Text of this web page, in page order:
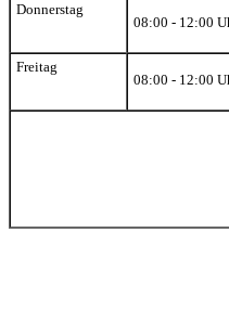
Donnerstag
08:00 - 12:00
Freitag
08:00 - 12:00